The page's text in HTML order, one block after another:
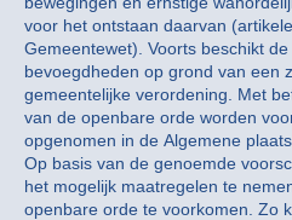
voor het ontstaan daarvan
Gemeentewet). Voorts beschikt
bevoegdheden op grond van een
gemeentelijke verordening. Met
van de openbare orde worden
opgenomen in de Algemene
Op basis van de genoemde
het mogelijk maatregelen te
openbare orde te voorkomen. Zo